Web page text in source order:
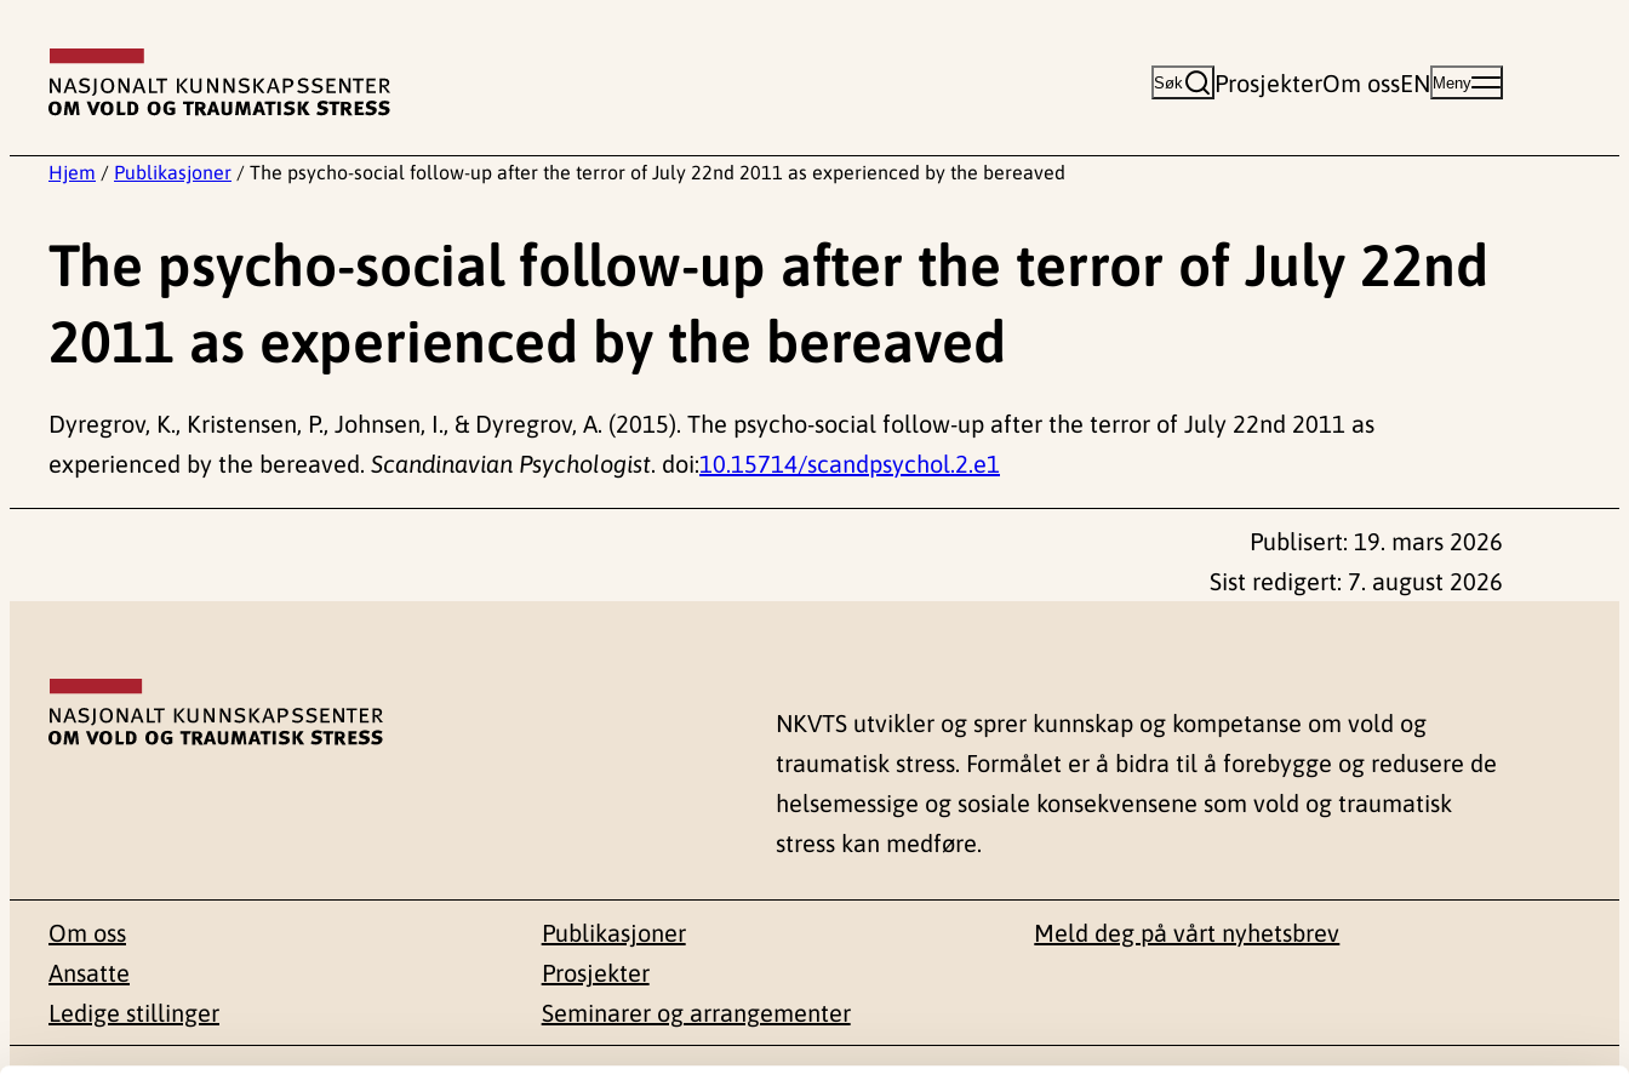
innhold
Søk ProsjekterOm ossEN Meny
Hjem / Publikasjoner / The psycho-social follow-up after the terror of July 22nd 2011 as experienced by the bereaved
The psycho-social follow-up after the terror of July 22nd
2011 as experienced by the bereaved
Dyregrov, K., Kristensen, P., Johnsen, I., & Dyregrov, A. (2015). The psycho-social follow-up after the terror of July 22nd 2011 as
experienced by the bereaved. Scandinavian Psychologist. doi:10.15714/scandpsychol.2.e1
Publisert: 19. mars 2026
Sist redigert: 7. august 2026
NKVTS utvikler og sprer kunnskap og kompetanse om vold og
traumatisk stress. Formålet er å bidra til å forebygge og redusere de
helsemessige og sosiale konsekvensene som vold og traumatisk
stress kan medføre.
Om oss
Ansatte
Ledige stillinger
Publikasjoner
Prosjekter
Seminarer og arrangementer
Meld deg på vårt nyhetsbrev